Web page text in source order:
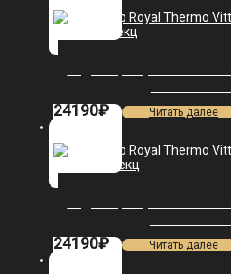
24190₽ Читать далее
24190₽ Читать далее